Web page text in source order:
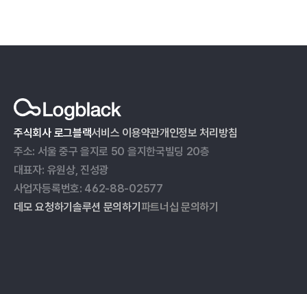
주식회사 로그블랙서비스 이용약관개인정보 처리방침
주소: 서울 중구 을지로 50 을지한국빌딩 20층
대표자: 유원상, 진성광
사업자등록번호: 462-88-02577
데모 요청하기 솔루션 문의하기 파트너십 문의하기